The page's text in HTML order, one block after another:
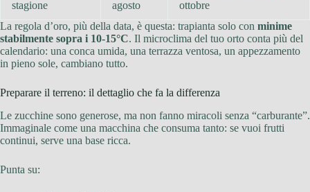
stagione
agosto
ottobre
La regola d’oro, più della data, è questa: trapianta solo con minime
stabilmente sopra i 10-15°C. Il microclima del tuo orto conta più del
calendario: una conca umida, una terrazza ventosa, un appezzamento
in pieno sole, cambiano tutto.
Preparare il terreno: il dettaglio che fa la differenza
Le zucchine sono generose, ma non fanno miracoli senza “carburante”.
Immaginale come una macchina che consuma tanto: se vuoi frutti
continui, serve una base ricca.
Punta su: